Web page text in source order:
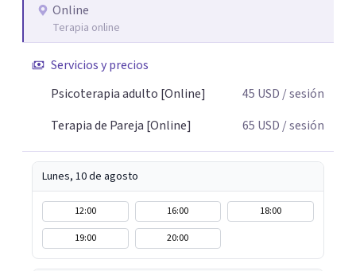
psicoterapia, cuento con especialización en sexoterapia,
por lo que también acompaño temas de salud sexual,
dificultades en el deseo, intimidad, orientación o
identidad. Busco que el espacio terapéutico sea un lugar
respeto y libertad. Trabajo con objetivos claros y
realistas, sin fórmulas rígidas: combinamos profundidad
emocional con una mirada práctica sobre tu vida diaria.
Online
Terapia online
Servicios y precios
Psicoterapia adulto [Online]
45 USD / sesión
Terapia de Pareja [Online]
65 USD / sesión
Lunes, 10 de agosto
12:00 16:00
18:00
19:00
20:00